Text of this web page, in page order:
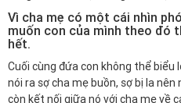
Vì cha mẹ có một cái nhìn
muốn con của mình theo đó
hết.
Cuối cùng đứa con không thể biểu
nói ra sợ cha mẹ buồn, sợ bị la
còn kết nối giữa nó với cha mẹ về